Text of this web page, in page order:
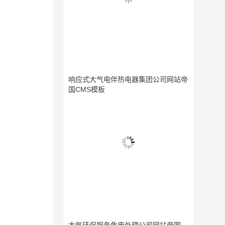
响应式大气电伴热电器集团公司网站帝
国CMS模板